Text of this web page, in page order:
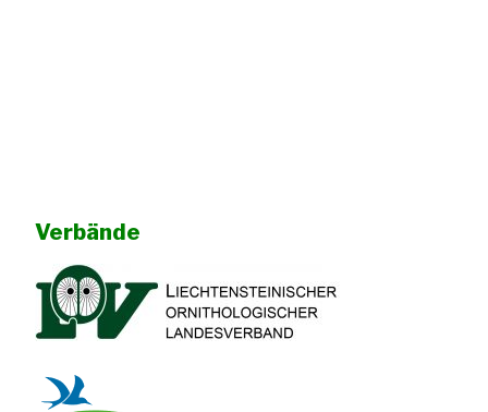
Verbände